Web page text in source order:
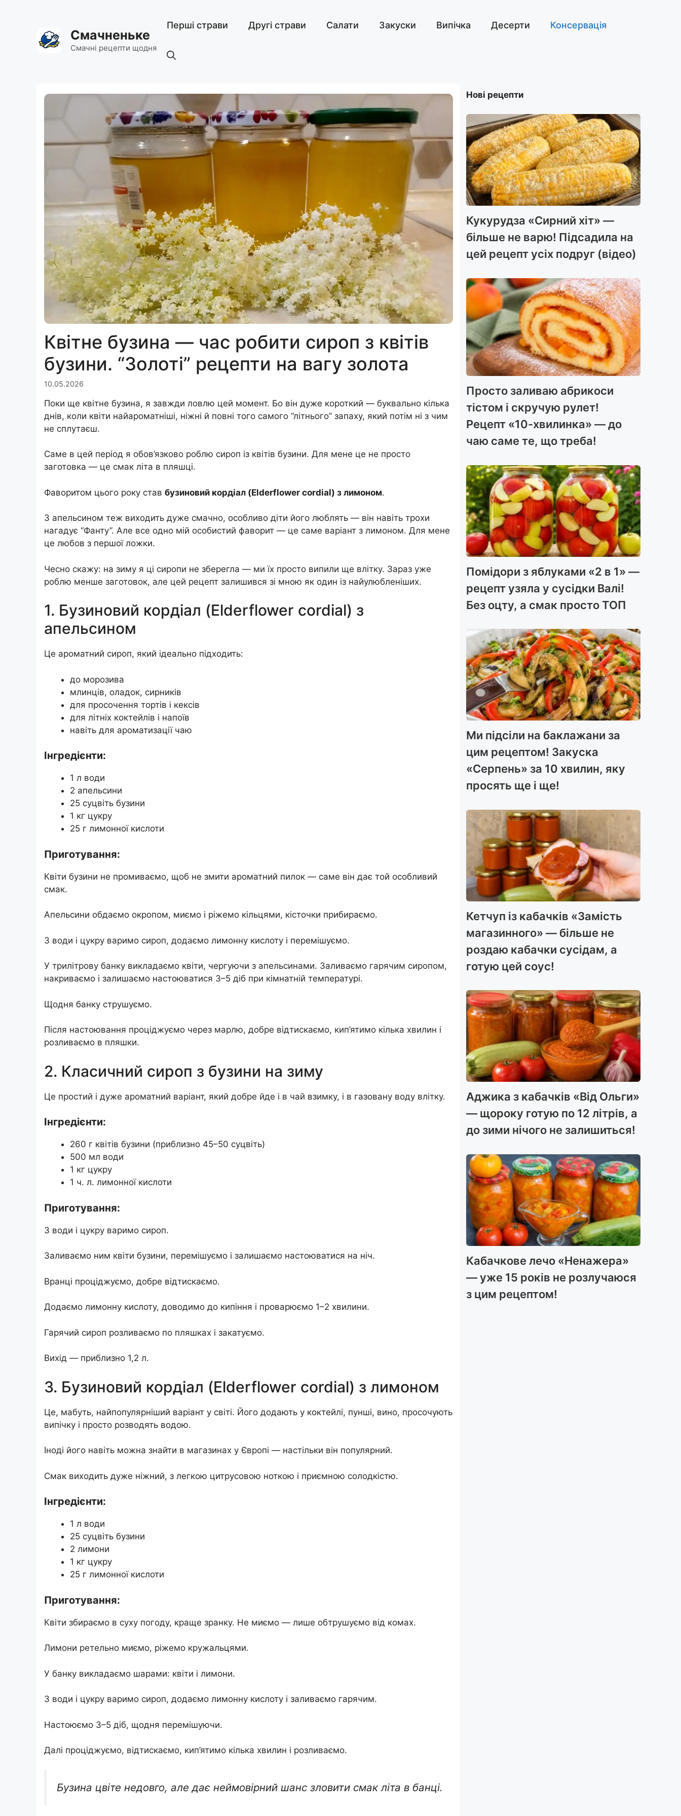
Смачненьке
Смачні рецепти щодня
Перші страви Другі страви Салати Закуски Випічка Десерти Консервація
Квітне бузина — час робити сироп з квітів
бузини. “Золоті” рецепти на вагу золота
10.05.2026
Поки ще квітне бузина, я завжди ловлю цей момент. Бо він дуже короткий — буквально кілька
днів, коли квіти найароматніші, ніжні й повні того самого “літнього” запаху, який потім ні з чим
не сплутаєш.
Саме в цей період я обов’язково роблю сироп із квітів бузини. Для мене це не просто
заготовка — це смак літа в пляшці.
Фаворитом цього року став бузиновий кордіал (Elderflower cordial) з лимоном.
З апельсином теж виходить дуже смачно, особливо діти його люблять — він навіть трохи
нагадує “Фанту”. Але все одно мій особистий фаворит — це саме варіант з лимоном. Для мене
це любов з першої ложки.
Чесно скажу: на зиму я ці сиропи не зберегла — ми їх просто випили ще влітку. Зараз уже
роблю менше заготовок, але цей рецепт залишився зі мною як один із найулюбленіших.
1. Бузиновий кордіал (Elderflower cordial) з
апельсином
Це ароматний сироп, який ідеально підходить:
до морозива
млинців, оладок, сирників
для просочення тортів і кексів
для літніх коктейлів і напоїв
навіть для ароматизації чаю
Інгредієнти:
1 л води
2 апельсини
25 суцвіть бузини
1 кг цукру
25 г лимонної кислоти
Приготування:
Квіти бузини не промиваємо, щоб не змити ароматний пилок — саме він дає той особливий
смак.
Апельсини обдаємо окропом, миємо і ріжемо кільцями, кісточки прибираємо.
З води і цукру варимо сироп, додаємо лимонну кислоту і перемішуємо.
У трилітрову банку викладаємо квіти, чергуючи з апельсинами. Заливаємо гарячим сиропом,
накриваємо і залишаємо настоюватися 3–5 діб при кімнатній температурі.
Щодня банку струшуємо.
Після настоювання проціджуємо через марлю, добре відтискаємо, кип’ятимо кілька хвилин і
розливаємо в пляшки.
2. Класичний сироп з бузини на зиму
Це простий і дуже ароматний варіант, який добре йде і в чай взимку, і в газовану воду влітку.
Інгредієнти:
260 г квітів бузини (приблизно 45–50 суцвіть)
500 мл води
1 кг цукру
1 ч. л. лимонної кислоти
Приготування:
З води і цукру варимо сироп.
Заливаємо ним квіти бузини, перемішуємо і залишаємо настоюватися на ніч.
Вранці проціджуємо, добре відтискаємо.
Додаємо лимонну кислоту, доводимо до кипіння і проварюємо 1–2 хвилини.
Гарячий сироп розливаємо по пляшках і закатуємо.
Вихід — приблизно 1,2 л.
3. Бузиновий кордіал (Elderflower cordial) з лимоном
Це, мабуть, найпопулярніший варіант у світі. Його додають у коктейлі, пунші, вино, просочують
випічку і просто розводять водою.
Іноді його навіть можна знайти в магазинах у Європі — настільки він популярний.
Смак виходить дуже ніжний, з легкою цитрусовою ноткою і приємною солодкістю.
Інгредієнти:
1 л води
25 суцвіть бузини
2 лимони
1 кг цукру
25 г лимонної кислоти
Приготування:
Квіти збираємо в суху погоду, краще зранку. Не миємо — лише обтрушуємо від комах.
Лимони ретельно миємо, ріжемо кружальцями.
У банку викладаємо шарами: квіти і лимони.
З води і цукру варимо сироп, додаємо лимонну кислоту і заливаємо гарячим.
Настоюємо 3–5 діб, щодня перемішуючи.
Далі проціджуємо, відтискаємо, кип’ятимо кілька хвилин і розливаємо.
Бузина цвіте недовго, але дає неймовірний шанс зловити смак літа в банці.
Нові рецепти
Кукурудза «Сирний хіт» —
більше не варю! Підсадила на
цей рецепт усіх подруг (відео)
Просто заливаю абрикоси
тістом і скручую рулет!
Рецепт «10-хвилинка» — до
чаю саме те, що треба!
Помідори з яблуками «2 в 1» —
рецепт узяла у сусідки Валі!
Без оцту, а смак просто ТОП
Ми підсіли на баклажани за
цим рецептом! Закуска
«Серпень» за 10 хвилин, яку
просять ще і ще!
Кетчуп із кабачків «Замість
магазинного» — більше не
роздаю кабачки сусідам, а
готую цей соус!
Аджика з кабачків «Від Ольги»
— щороку готую по 12 літрів, а
до зими нічого не залишиться!
Кабачкове лечо «Ненажера»
— уже 15 років не розлучаюся
з цим рецептом!